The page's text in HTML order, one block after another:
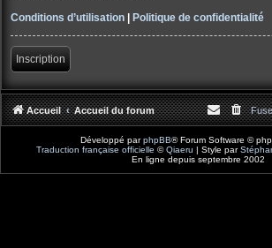
Conditions d’utilisation | Politique de confidentialité
Inscription
Accueil Accueil du forum
Développé parphpBB® Forum Software ©
Traduction française officielle ©Qiaeru | Style par
En ligne depuis septembre 2002